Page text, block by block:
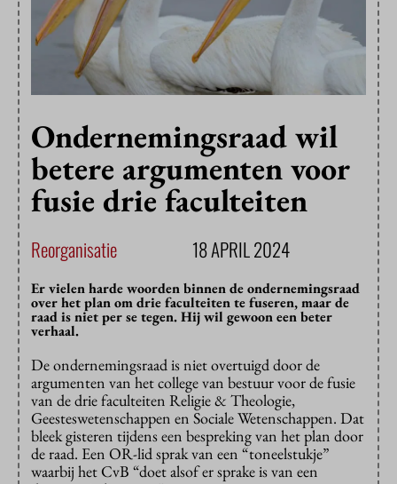
Ondernemingsraad wil
betere argumenten voor
fusie drie faculteiten
Reorganisatie 18 APRIL 2024
Er vielen harde woorden binnen de ondernemingsraad
over het plan om drie faculteiten te fuseren, maar de
raad is niet per se tegen. Hij wil gewoon een beter
verhaal.
De ondernemingsraad is niet overtuigd door de
argumenten van het college van bestuur voor de fusie
van de drie faculteiten Religie & Theologie,
Geesteswetenschappen en Sociale Wetenschappen. Dat
bleek gisteren tijdens een bespreking van het plan door
de raad. Een OR-lid sprak van een “toneelstukje”
waarbij het CvB “doet alsof er sprake is van een